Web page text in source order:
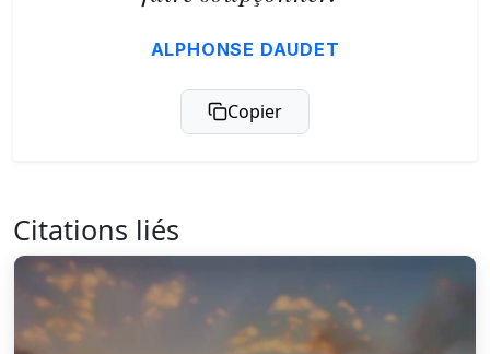
ALPHONSE DAUDET
Copier
Citations liés